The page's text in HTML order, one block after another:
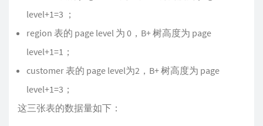
level+1=3 ；
region 表的 page level 为 0，B+ 树高度为 page
level+1=1；
customer 表的 page level为2，B+ 树高度为 page
level+1=3；
这三张表的数据量如下：